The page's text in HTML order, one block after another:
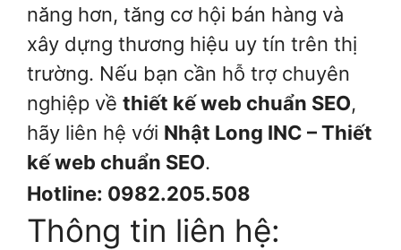
năng hơn, tăng cơ hội bán hàng và
xây dựng thương hiệu uy tín trên thị
trường. Nếu bạn cần hỗ trợ chuyên
nghiệp về thiết kế web chuẩn SEO,
hãy liên hệ với Nhật Long INC – Thiết
kế web chuẩn SEO.
Hotline: 0982.205.508
Thông tin liên hệ: